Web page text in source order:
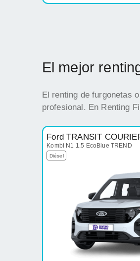
El mejor
El renting de furgonetas
profesional. En Renting
Ford TRANSIT
Kombi N1 1.5 EcoBlue TREND
Diésel